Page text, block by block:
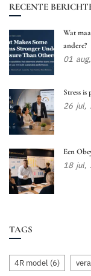
RECENTE
Wat
andere?
01 aug,
Stress
26 jul,
Een
18 jul,
TAGS
4R model (6)